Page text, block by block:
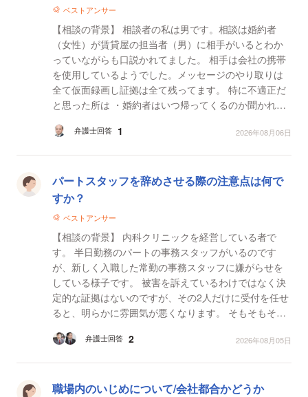
ベストアンサー
【相談の背景】 相談者の私は男です。相談は婚約者
（女性）が賃貸屋の担当者（男）に相手がいるとわか
っていながらも口説かれてました。 相手は会社の携帯
を使用しているようでした。メッセージのやり取りは
全て仮面録画し証拠は全て残ってます。 特に不適正だ
と思った所は ・婚約者はいつ帰ってくるのか聞かれて
弁護士回答 1 2026年08月06日
パートスタッフを辞めさせる際の注意点は何で
すか？
ベストアンサー
【相談の背景】 内科クリニックを経営している者で
す。 半日勤務のパートの事務スタッフがいるのです
が、新しく入職した常勤の事務スタッフに嫌がらせを
している様子です。 被害を訴えているわけではなく決
定的な証拠はないのですが、その2人だけに受付を任せ
ると、明らかに雰囲気が悪くなります。 そもそもその
入れた...弁護士回答 2 2026年08月05日
職場内のいじめについて/会社都合かどうか